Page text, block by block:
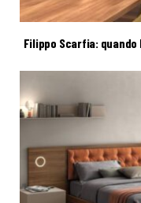
Filippo Scarfia: